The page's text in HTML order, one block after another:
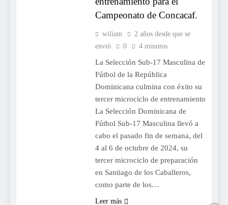
Campeonato de Concacaf.
wiliam
2 años desde que se
envió
0 4 minutos
La Selección Sub-17 Masculina de
Fútbol de la República
Dominicana culmina con éxito su
tercer microciclo de entrenamiento
La Selección Dominicana de
Fútbol Sub-17 Masculina llevó a
cabo el pasado fin de semana, del
4 al 6 de octubre de 2024, su
tercer microciclo de preparación
en Santiago de los Caballeros,
como parte de los…
Leer más